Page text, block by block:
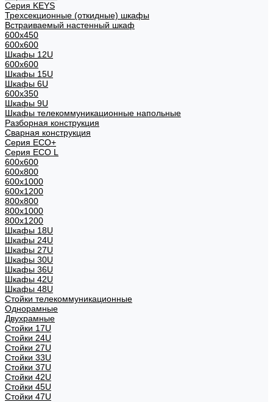
Cерия KEYS
Трехсекционные (откидные) шкафы
Встраиваемый настенный шкаф
600x450
600x600
Шкафы 12U
600x600
Шкафы 15U
Шкафы 6U
600x350
Шкафы 9U
Шкафы телекоммуникационные напольные
Разборная конструкция
Сварная конструкция
Серия ECO+
Серия ECO L
600x600
600x800
600х1000
600х1200
800x800
800х1000
800х1200
Шкафы 18U
Шкафы 24U
Шкафы 27U
Шкафы 30U
Шкафы 36U
Шкафы 42U
Шкафы 48U
Стойки телекоммуникационные
Однорамные
Двухрамные
Стойки 17U
Стойки 24U
Стойки 27U
Стойки 33U
Стойки 37U
Стойки 42U
Стойки 45U
Стойки 47U